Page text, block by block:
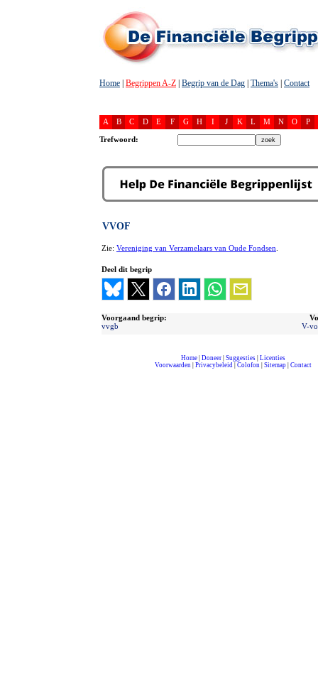
Home Begrippen A-Z Begrip van de Dag Thema's Contact
A B C D E F G H I J K L M N O P
Trefwoord:
VVOF
Zie: Vereniging van Verzamelaars van Oude Fondsen
Deel dit begrip
Voorgaand begrip:
vvgb
V-
Home| Doneer| Suggesties| Licenties
Voorwaarden| Privacybeleid| Colofon| Sitemap| Contact